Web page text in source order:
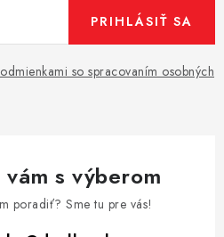
so spracovaním osobných
PRIHLÁSIŤ SA
vám s výberom
poradiť? Sme tu pre vás!